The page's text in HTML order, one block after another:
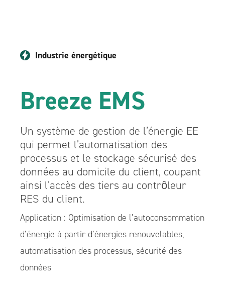
Industrie énergétique
Breeze EMS
Un système de gestion de l’énergie EE
qui permet l’automatisation des
processus et le stockage sécurisé des
données au domicile du client, coupant
ainsi l’accès des tiers au contrôleur
RES du client.
Application : Optimisation de l’autoconsommation
d’énergie à partir d’énergies renouvelables,
automatisation des processus, sécurité des
données